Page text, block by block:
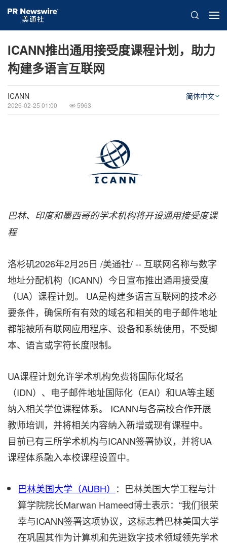
ICANN推出通用接受度课程计划，助力
构建多语言互联网
ICANN
2026-02-25 01:00 5963
简体中文
巴林、印度和墨西哥的学术机构将开设通用接受度课
程
洛杉矶2026年2月25日 /美通社/ -- 互联网名称与数字
地址分配机构（ICANN）今日宣布推出通用接受度
（UA）课程计划。 UA是构建多语言互联网的技术必
要条件，确保所有有效的域名和相关的电子邮件地址
都能被所有联网应用程序、设备和系统使用，不受脚
本、语言或字符长度限制。
UA课程计划允许学术机构免费将国际化域名
（IDN）、电子邮件地址国际化（EAI）和UA等主题
纳入相关学位课程体系。 ICANN与各高校合作开展
教师培训，并将相关内容纳入新增或现有课程中。
目前已有三所学术机构与ICANN签署协议，并将UA
课程体系融入本校课程设置中。
巴林美国大学（AUBH） ：巴林美国大学工程与计
算学院院长Marwan Hameed博士表示：“我们很荣
幸与ICANN签署这项协议，这标志着巴林美国大学
在巩固其作为计算机和先进数字技术领域领先学术